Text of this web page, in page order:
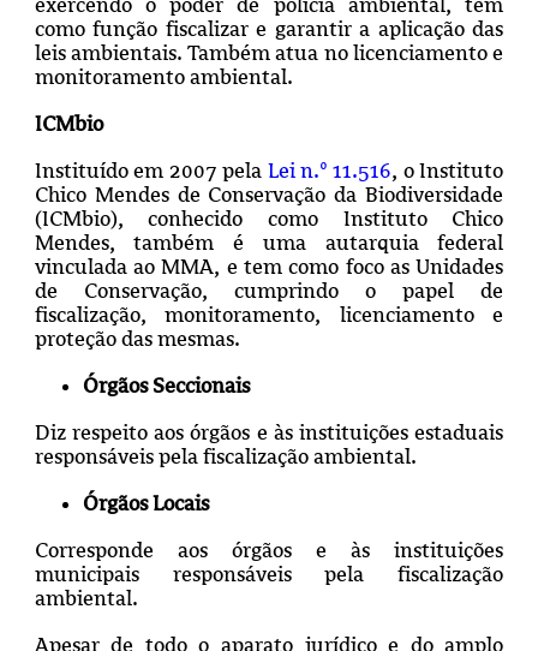
como função fiscalizar e garantir a aplicação das
leis ambientais. Também atua no licenciamento e
monitoramento ambiental.
ICMbio
Instituído em 2007 pela Lei n.º 11.516, o Instituto
Chico Mendes de Conservação da Biodiversidade
(ICMbio), conhecido como Instituto Chico
Mendes, também é uma autarquia federal
vinculada ao MMA, e tem como foco as Unidades
de Conservação, cumprindo o papel de
fiscalização, monitoramento, licenciamento e
proteção das mesmas.
Órgãos Seccionais
Diz respeito aos órgãos e às instituições estaduais
responsáveis pela fiscalização ambiental.
Órgãos Locais
Corresponde aos órgãos e às instituições
municipais responsáveis pela fiscalização
ambiental.
Apesar de todo o aparato jurídico e do amplo